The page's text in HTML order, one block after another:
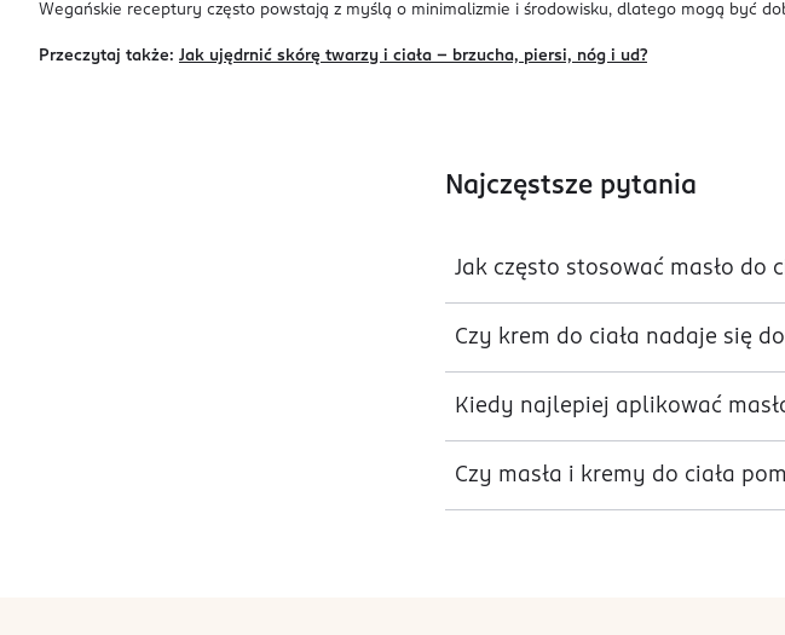
Wegańskie receptury często powstają z myślą o minimalizmie i środowisku, dlatego mogą być
Przeczytaj także: Jak ujędrnić skórę twarzy i ciała – brzucha, piersi, nóg i ud?
Najczęstsze pytania
Jak często stosować masło do
Czy krem do ciała nadaje się
Kiedy najlepiej aplikować
Czy masła i kremy do ciała